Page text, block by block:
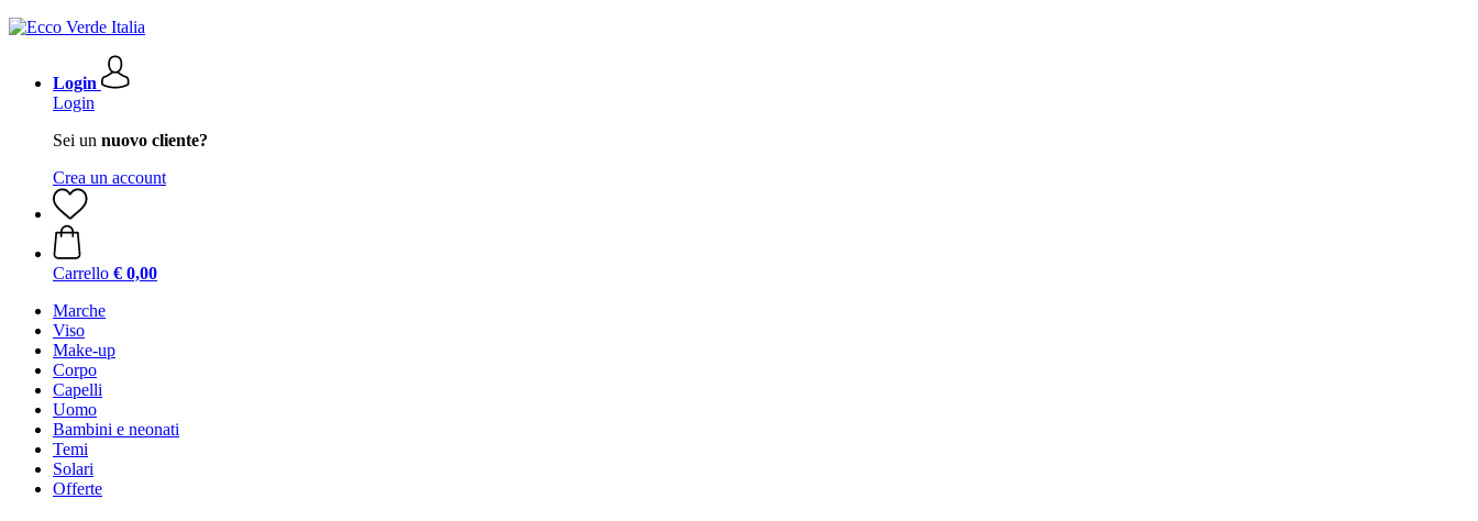
Login
Login
Sei un nuovo cliente?
Crea un account
Carrello € 0,00
Marche
Viso
Make-up
Corpo
Capelli
Uomo
Bambini e neonati
Temi
Solari
Offerte